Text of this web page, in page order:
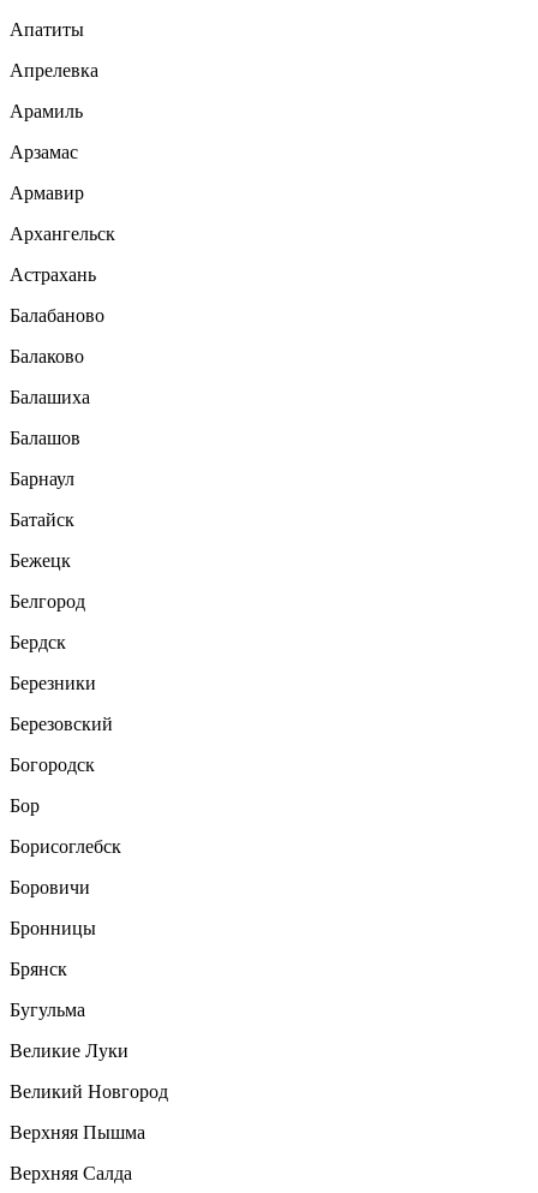
Апатиты
Апрелевка
Арамиль
Арзамас
Армавир
Архангельск
Астрахань
Балабаново
Балаково
Балашиха
Балашов
Барнаул
Батайск
Бежецк
Белгород
Бердск
Березники
Березовский
Богородск
Бор
Борисоглебск
Боровичи
Бронницы
Брянск
Бугульма
Великие Луки
Великий Новгород
Верхняя Пышма
Верхняя Салда